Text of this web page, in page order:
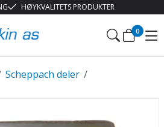
HØYKVALITETS PRODUKTER
0
/
Scheppach deler